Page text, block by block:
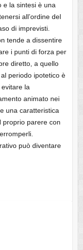
e la sintesi è una
all’ordine del
di imprevisti.
tende a dissentire
i punti di forza per
diretto, a quello
periodo ipotetico è
la
animato nei
una caratteristica
proprio parere con
può diventare